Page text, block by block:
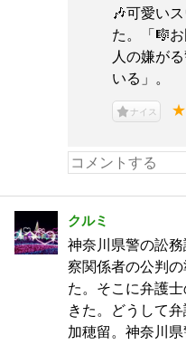
🎶可愛い
た。「🎼
人の嫌が
いる」。
ナイス
クルミ
神奈川県警の訟
察関係者の公判
た。そこに弁護
きた。どうして
加穂留。神奈川